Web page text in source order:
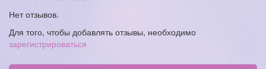
Нет отзывов.
Для того, чтобы добавлять отзывы, необходимо
зарегистрироваться